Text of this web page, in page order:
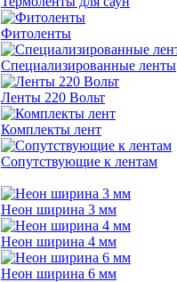
Фитоленты
Специализированные ленты
Ленты 220 Вольт
Комплекты лент
Сопутствующие к лентам
Неон ширина 3 мм
Неон ширина 4 мм
Неон ширина 6 мм